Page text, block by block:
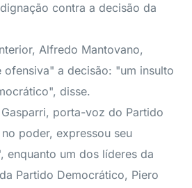
contra a decisão da
Alfredo Mantovano,
a decisão: "um insulto
disse.
porta-voz do Partido
poder, expressou seu
enquanto um dos líderes da
Partido Democrático, Piero